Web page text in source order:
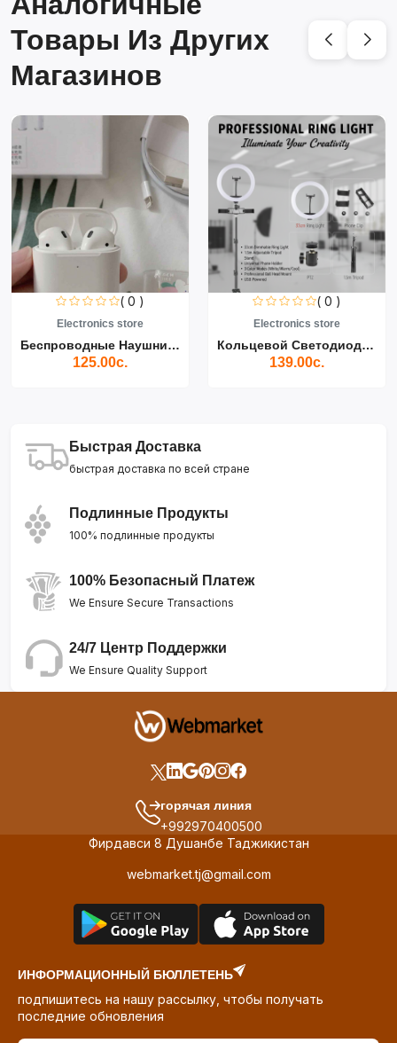
Товары Из Других
Магазинов
( 0 )
Electronics store
Беспроводные Наушники Air...
125.00с.
( 0 )
Electronics store
Кольцевой Светодиодный Св...
139.00с.
Быстрая Доставка
быстрая доставка по всей стране
Подлинные Продукты
100% подлинные продукты
100% Безопасный Платеж
We Ensure Secure Transactions
24/7 Центр Поддержки
We Ensure Quality Support
горячая линия
+992970400500
Фирдавси 8 Душанбе Таджикистан
webmarket.tj@gmail.com
ИНФОРМАЦИОННЫЙ БЮЛЛЕТЕНЬ
подпишитесь на нашу рассылку, чтобы получать
последние обновления